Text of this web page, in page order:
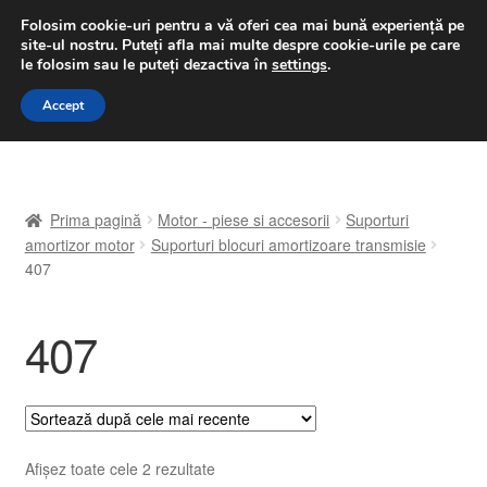
LIVRARE de la 33 lei
luni-vineri 9 a.m. - 4 p.m.031 229 6816
Sari
Sari
A lua legatura
Coș
Despre noi
Finalizare comandă
Prima pagină Motor - piese si accesorii
Suporturi
amortizor motor
Suporturi blocuri amortizoare transmisie
407
407
Afișez toate cele 2 rezultateSortat
Folosim cookie-uri pentru a vă oferi cea mai bună experiență pe
site-ul nostru. Puteți afla mai multe despre cookie-urile pe care
le folosim sau le puteți dezactiva în settings.
Accept